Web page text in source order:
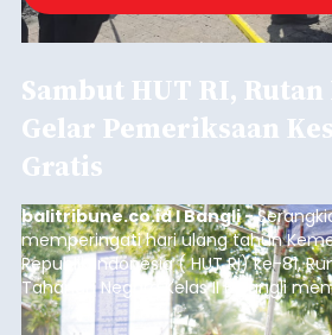
Sambut HUT RI,
Gelar Pemeriksaan
Gratis
balitribune.co.id I Bangli -
memperingati hari ulang tahun
Republik Indonesia ( HUT RI) ke-81,
Tahanan Negara Kelas II B Bangli
kegiatan pemeriksaan kesehatan